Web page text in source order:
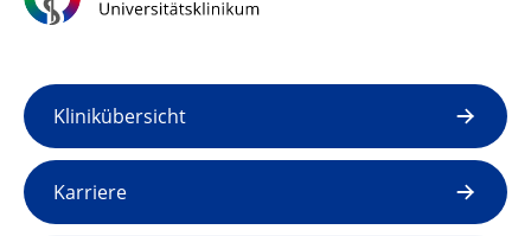
Klinikübersicht
Karriere